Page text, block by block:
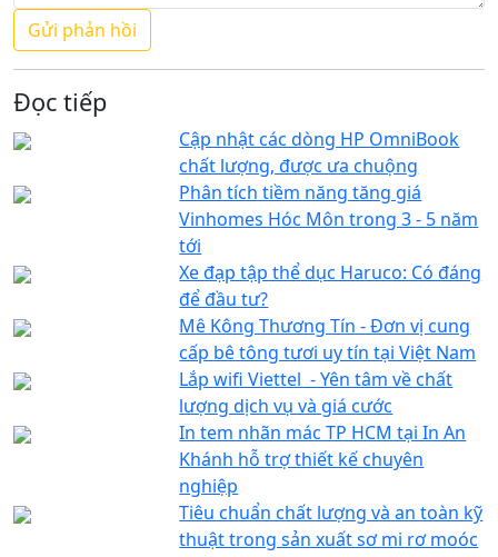
Đọc tiếp
Cập nhật các dòng HP OmniBook
chất lượng, được ưa chuộng
Phân tích tiềm năng tăng giá
Vinhomes Hóc Môn trong 3 - 5 năm
tới
Xe đạp tập thể dục Haruco: Có đáng
để đầu tư?
Mê Kông Thương Tín - Đơn vị cung
cấp bê tông tươi uy tín tại Việt Nam
Lắp wifi Viettel - Yên tâm về chất
lượng dịch vụ và giá cước
In tem nhãn mác TP HCM tại In An
Khánh hỗ trợ thiết kế chuyên
nghiệp
Tiêu chuẩn chất lượng và an toàn kỹ
thuật trong sản xuất sơ mi rơ moóc